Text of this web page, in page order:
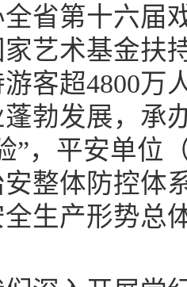
省第十六届
艺术基金扶
客超4800万
勃发展，承
”，平安单位
整体防控体
生产形势总